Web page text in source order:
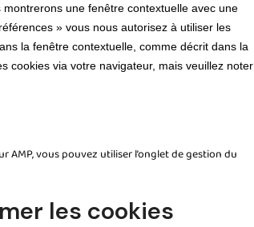
une fenêtre contextuelle avec une
» vous nous autorisez à utiliser les
la fenêtre contextuelle, comme décrit dans la
cookies via votre navigateur, mais veuillez noter
AMP, vous pouvez utiliser l’onglet de gestion du
les cookies